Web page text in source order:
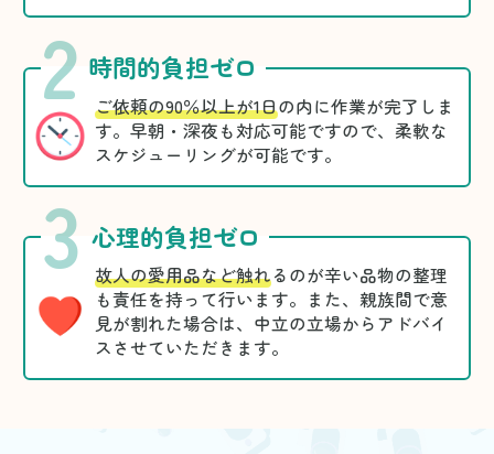
2 時間的負担ゼロ
ご依頼の90％以上が1日の内に作業が完了しま
す。早朝・深夜も対応可能ですので、柔軟な
スケジューリングが可能です。
3 心理的負担ゼロ
故人の愛用品など触れるのが辛い品物の整理
も責任を持って行います。また、親族間で意
見が割れた場合は、中立の立場からアドバイ
スさせていただきます。